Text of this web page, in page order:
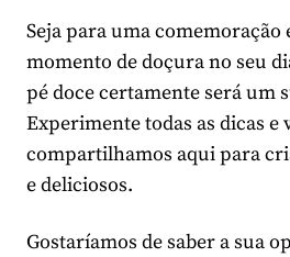
Seja para uma
momento de doçura no seu
pé doce certamente será um
Experimente todas as dicas e
compartilhamos aqui para
e deliciosos.
Gostaríamos de saber a sua